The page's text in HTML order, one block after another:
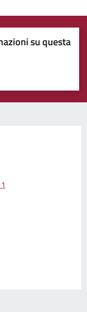
su questa